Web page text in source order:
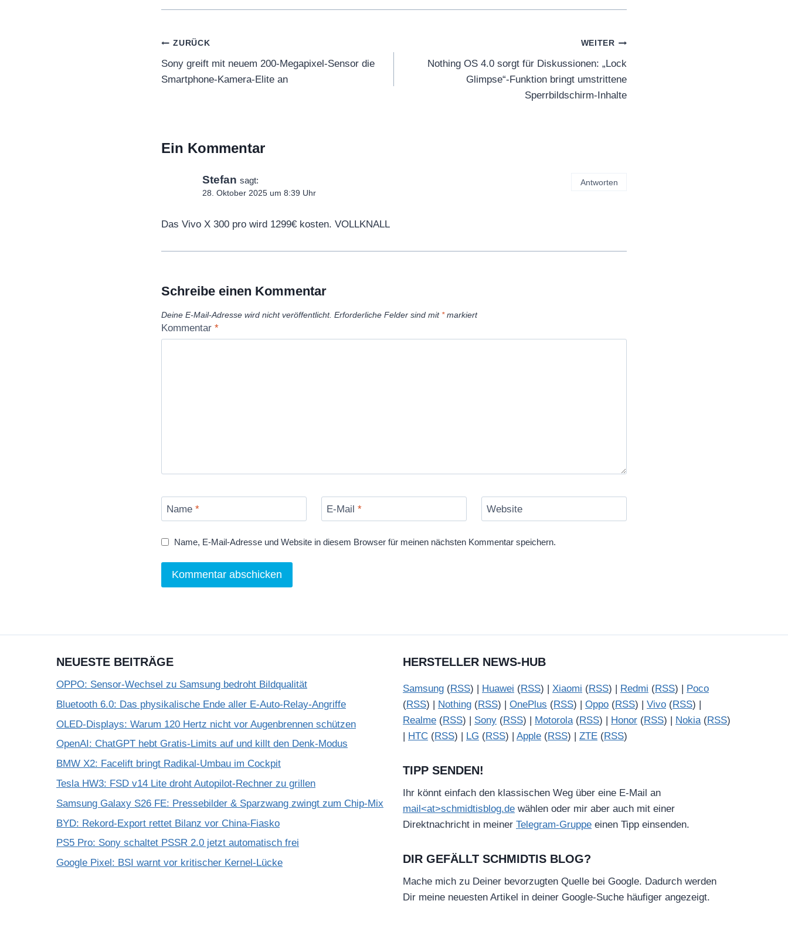
Beitragsnavigation
ZURÜCK
Sony greift mit neuem 200-Megapixel-Sensor die
Smartphone-Kamera-Elite an
WEITER
Nothing OS 4.0 sorgt für Diskussionen: „Lock
Glimpse“-Funktion bringt umstrittene
Sperrbildschirm-Inhalte
Ein Kommentar
Stefan sagt:
28. Oktober 2025 um 8:39 Uhr
Das Vivo X 300 pro wird 1299€ kosten. VOLLKNALL
Antworten
Schreibe einen Kommentar
Deine E-Mail-Adresse wird nicht veröffentlicht. Erforderliche Felder sind mit *markiert
Kommentar *
Name * E-Mail * Website
Name, E-Mail-Adresse und Website in diesem Browser für meinen nächsten Kommentar speichern.
NEUESTE BEITRÄGE
OPPO: Sensor-Wechsel zu Samsung bedroht Bildqualität
Bluetooth 6.0: Das physikalische Ende aller E-Auto-Relay-Angriffe
OLED-Displays: Warum 120 Hertz nicht vor Augenbrennen schützen
OpenAI: ChatGPT hebt Gratis-Limits auf und killt den Denk-Modus
BMW X2: Facelift bringt Radikal-Umbau im Cockpit
Tesla HW3: FSD v14 Lite droht Autopilot-Rechner zu grillen
Samsung Galaxy S26 FE: Pressebilder & Sparzwang zwingt zum Chip-Mix
BYD: Rekord-Export rettet Bilanz vor China-Fiasko
PS5 Pro: Sony schaltet PSSR 2.0 jetzt automatisch frei
Google Pixel: BSI warnt vor kritischer Kernel-Lücke
HERSTELLER NEWS-HUB
Samsung (RSS) | Huawei (RSS) | Xiaomi (RSS) | Redmi (RSS) | Poco
(RSS) | Nothing (RSS) | OnePlus (RSS) | Oppo (RSS) | Vivo (RSS) |
Realme (RSS) | Sony (RSS) | Motorola(RSS) | Honor (RSS) | Nokia(RSS)
| HTC (RSS) | LG (RSS) | Apple (RSS) | ZTE (RSS)
TIPP SENDEN!
Ihr könnt einfach den klassischen Weg über eine E-Mail an
mail<at>schmidtisblog.de wählen oder mir aber auch mit einer
Direktnachricht in meiner Telegram-Gruppe einen Tipp einsenden.
DIR GEFÄLLT SCHMIDTIS BLOG?
Mache mich zu Deiner bevorzugten Quelle bei Google. Dadurch werden
Dir meine neuesten Artikel in deiner Google-Suche häufiger angezeigt.